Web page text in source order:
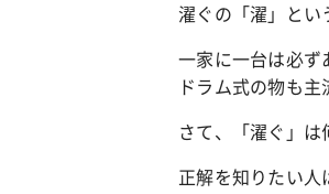
濯ぐの「濯」とい
一家に一台は必ず
ドラム式の物も主
さて、「濯ぐ」は
正解を知りたい人